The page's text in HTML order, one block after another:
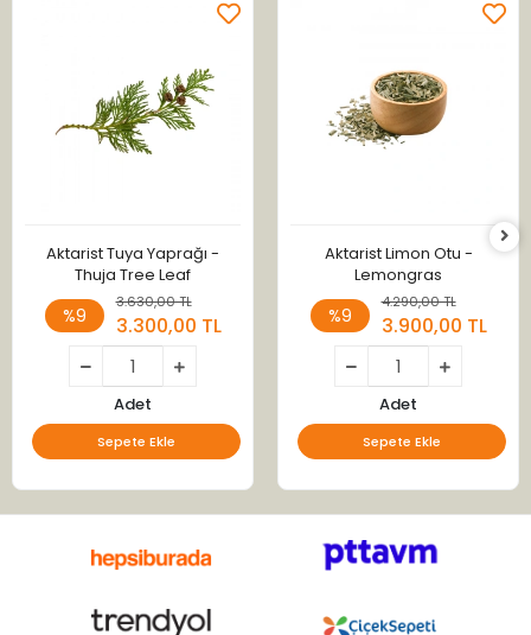
Aktarist Tuya Yaprağı -
Thuja Tree Leaf
%9
3.630,00 TL
3.300,00 TL
Adet
Sepete Ekle
Aktarist Limon Otu -
Lemongras
%9
4.290,00 TL
3.900,00 TL
Adet
Sepete Ekle